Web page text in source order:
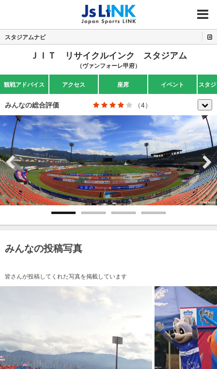
MENU
スタジアムナビ
ＪＩＴ リサイクルインク スタジアム
（ヴァンフォーレ甲府）
観戦アドバイス アクセス 座席 イベント スタ
みんなの総合評価 （4）
Previous Next
みんなの投稿写真
皆さんが投稿してくれた写真を掲載しています